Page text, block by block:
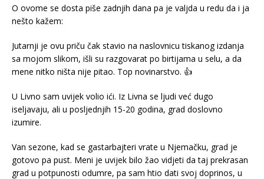
O ovome se dosta piše zadnjih dana pa je valjda u redu da i ja
nešto kažem:
Jutarnji je ovu priču čak stavio na naslovnicu tiskanog izdanja
sa mojom slikom, išli su razgovarat po birtijama u selu, a da
mene nitko ništa nije pitao. Top novinarstvo. 👍
U Livno sam uvijek volio ići. Iz Livna se ljudi već dugo
iseljavaju, ali u posljednjih 15-20 godina, grad doslovno
izumire.
Van sezone, kad se gastarbajteri vrate u Njemačku, grad je
gotovo pa pust. Meni je uvijek bilo žao vidjeti da taj prekrasan
grad u potpunosti odumre, pa sam htio dati svoj doprinos, u